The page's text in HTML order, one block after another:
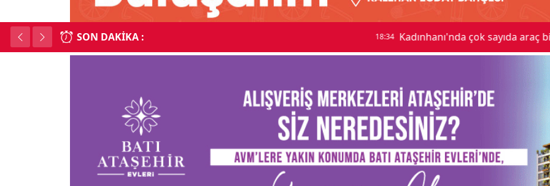
SON DAKIKA : Kadınhanı'nda çok sayıda araç birbirine girdi